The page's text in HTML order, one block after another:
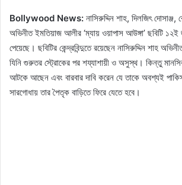
Bollywood News: নাসিরুদ্দিন শাহ, দিলজিৎ দোসাঞ্জ,
অভিনীত ইমতিয়াজ আলীর ‘ম্যায় ওয়াপাস আউঙ্গা’ ছবিটি ১২ই
পেয়েছে। ছবিটির কেন্দ্রবিন্দুতে রয়েছেন নাসিরুদ্দিন শাহ
যিনি গুরুতর স্ট্রোকের পর শয্যাশায়ী ও অসুস্থ। কিন্তু
আটকে আছেন এবং বারবার দাবি করেন যে তাকে অবশ্যই
সারগোধায় তার পৈতৃক বাড়িতে ফিরে যেতে হবে।